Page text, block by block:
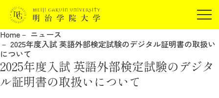
在学生の方
保証人の方
企業・研究者の方
JP EN
Home
ニュース
2025年度入試 英語外部検定試験のデジタル証明書の取扱い
について
2025年度入試 英語外部検定試験のデジタ
ル証明書の取扱いについて